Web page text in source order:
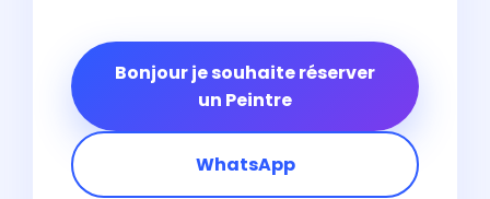
Bonjour je souhaite réserver
un Peintre
WhatsApp